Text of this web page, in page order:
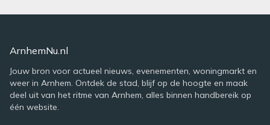
ArnhemNu.nl
Jouw bron voor actueel nieuws, evenementen, woningmarkt en
weer in Arnhem. Ontdek de stad, blijf op de hoogte en maak
deel uit van het ritme van Arnhem, alles binnen handbereik op
één website.